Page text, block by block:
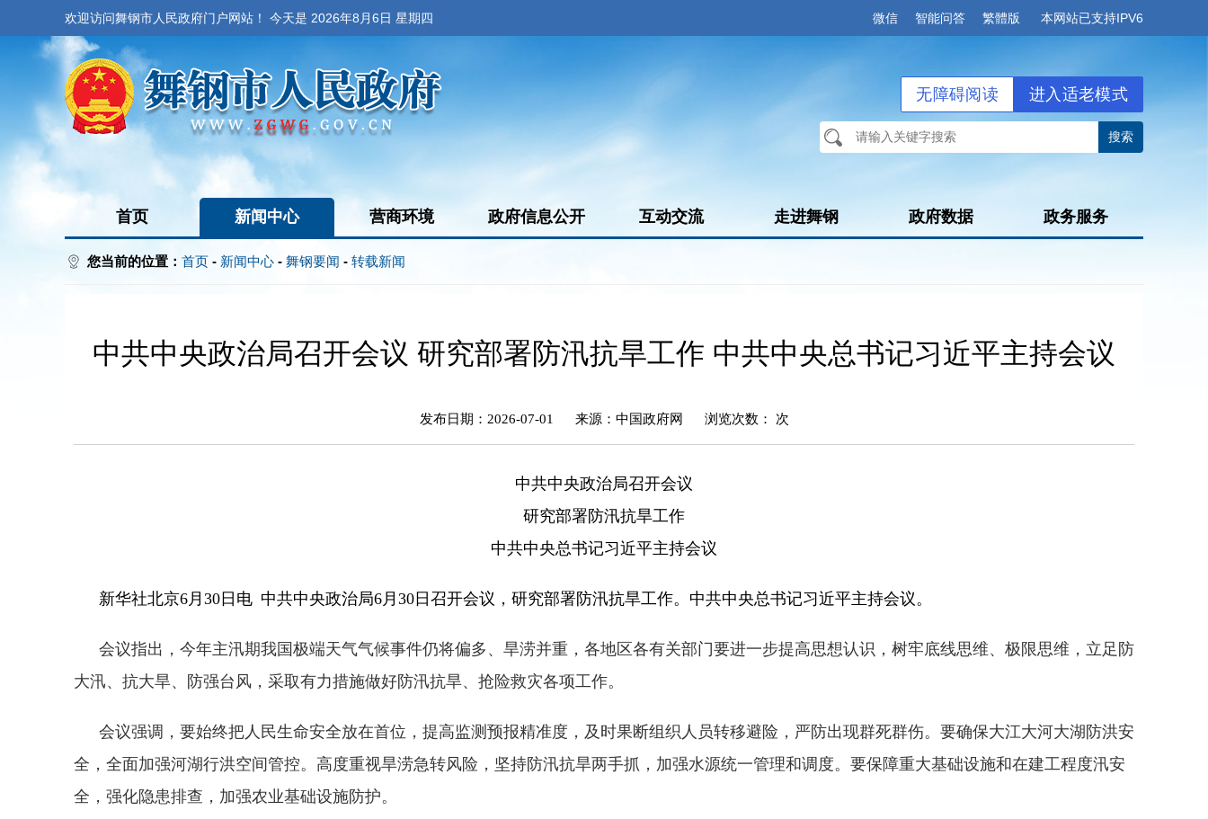
欢迎访问舞钢市人民政府门户网站！ 今天是 2026年8月6日 星期四 微信 智能问答 繁體版 本网站已支持IPV6
进入适老模式
无障碍阅读
首页 新闻中心 营商环境 政府信息公开 互动交流 走进舞钢 政府数据 政务服务
您当前的位置： 首页 - 新闻中心 - 舞钢要闻 - 转载新闻
中共中央政治局召开会议 研究部署防汛抗旱工作 中共中央总书记习近平主持会议
发布日期：2026-07-01 来源：中国政府网 浏览次数： 次
中共中央政治局召开会议
研究部署防汛抗旱工作
中共中央总书记习近平主持会议
新华社北京6月30日电 中共中央政治局6月30日召开会议，研究部署防汛抗旱工作。中共中央总书记习近平主持会议。
会议指出，今年主汛期我国极端天气气候事件仍将偏多、旱涝并重，各地区各有关部门要进一步提高思想认识，树牢底线思维、极限思维，立足防
大汛、抗大旱、防强台风，采取有力措施做好防汛抗旱、抢险救灾各项工作。
会议强调，要始终把人民生命安全放在首位，提高监测预报精准度，及时果断组织人员转移避险，严防出现群死群伤。要确保大江大河大湖防洪安
全，全面加强河湖行洪空间管控。高度重视旱涝急转风险，坚持防汛抗旱两手抓，加强水源统一管理和调度。要保障重大基础设施和在建工程度汛安
全，强化隐患排查，加强农业基础设施防护。